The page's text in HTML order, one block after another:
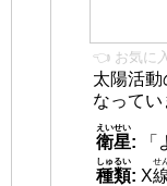
👈 お気に
太陽活
なってい
衛星
えいせい
:
種類
しゅるい
: X
せ